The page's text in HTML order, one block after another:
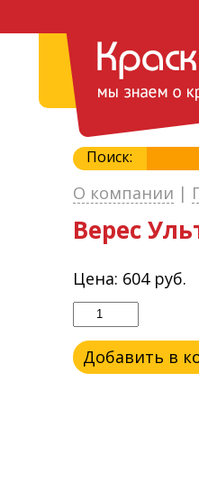
Поиск:
О компании |
Верес
Цена: 604руб.
Добавить в